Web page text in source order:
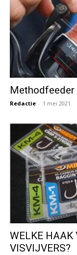
Redactie - 1 mei 2021
WELKE HAAK
VISVIJVERS?